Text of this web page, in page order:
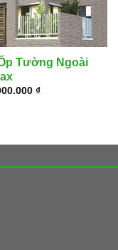
Tường Ngoài
₫